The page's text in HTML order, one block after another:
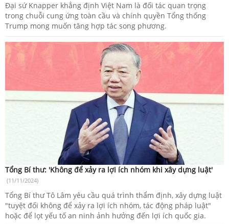
Đại sứ Knapper khẳng định Việt Nam là đối tác quan trọng
trong chuỗi cung ứng toàn cầu và chính quyền Tổng thống
Trump mong muốn tăng hợp tác song phương.
Tổng Bí thư: 'Không để xảy ra lợi ích nhóm khi xây dựng luật'
(11/11/2024)
Tổng Bí thư Tô Lâm yêu cầu quá trình thẩm định, xây dựng luật
"tuyệt đối không để xảy ra lợi ích nhóm, tác động pháp luật"
hoặc để lọt yếu tố an ninh ảnh hưởng đến lợi ích quốc gia.